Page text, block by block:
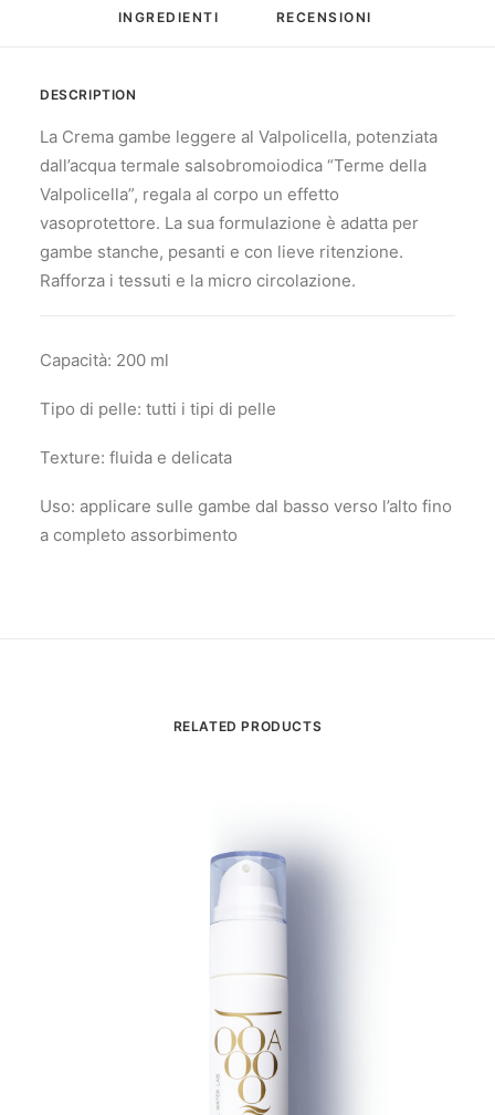
INGREDIENTI RECENSIONI
DESCRIPTION
La Crema gambe leggere al Valpolicella, potenziata
dall’acqua termale salsobromoiodica “Terme della
Valpolicella”, regala al corpo un effetto
vasoprotettore. La sua formulazione è adatta per
gambe stanche, pesanti e con lieve ritenzione.
Rafforza i tessuti e la micro circolazione.
Capacità: 200 ml
Tipo di pelle: tutti i tipi di pelle
Texture: fluida e delicata
Uso: applicare sulle gambe dal basso verso l’alto fino
a completo assorbimento
RELATED PRODUCTS